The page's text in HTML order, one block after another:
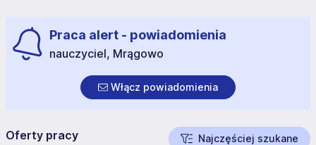
Praca alert - powiadomienia
nauczyciel, Mrągowo
Włącz powiadomienia
Oferty pracy
Najczęściej szukane